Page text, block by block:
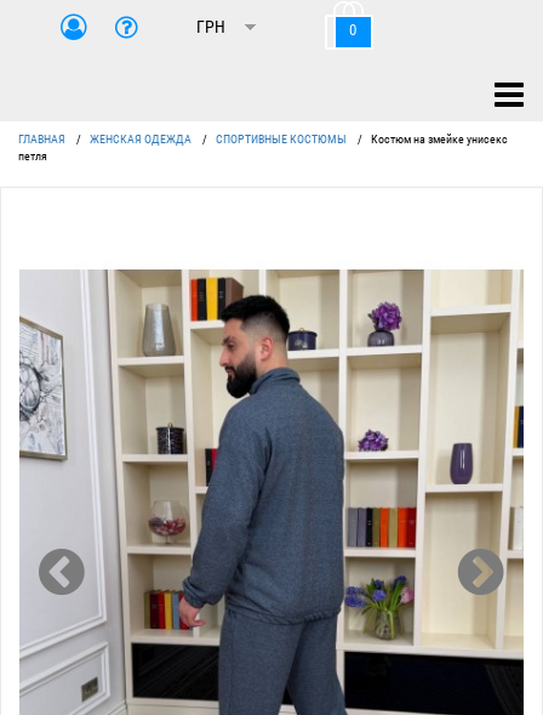
0
ГЛАВНАЯ / ЖЕНСКАЯ ОДЕЖДА / СПОРТИВНЫЕ КОСТЮМЫ /
Костюм на змейке унисекс
петля